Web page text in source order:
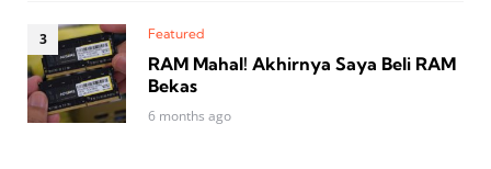
Featured
RAM Mahal! Akhirnya Saya Beli RAM
Bekas
6 months ago